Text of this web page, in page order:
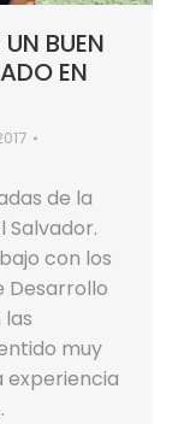
BUEN
EN
de la
Salvador.
con los
Desarrollo
muy
experiencia